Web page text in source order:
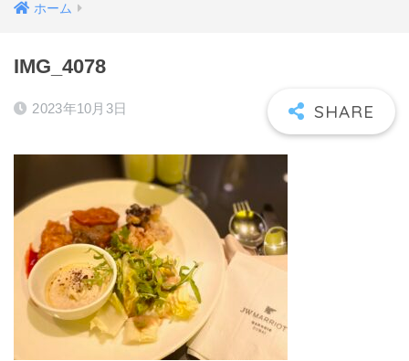
ホーム
IMG_4078
2023年10月3日